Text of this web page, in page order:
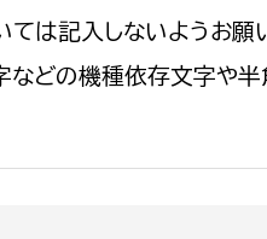
は記入しないようお願
どの機種依存文字や半